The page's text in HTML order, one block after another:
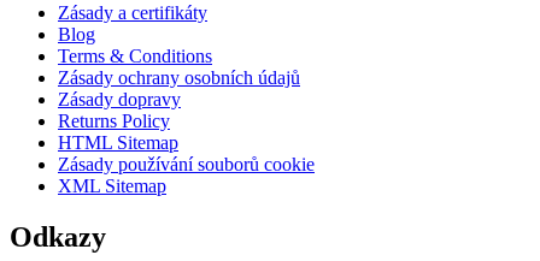
Zásady a certifikáty
Blog
Terms & Conditions
Zásady ochrany osobních údajů
Zásady dopravy
Returns Policy
HTML Sitemap
Zásady používání souborů cookie
XML Sitemap
Odkazy